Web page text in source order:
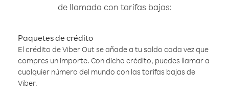
de llamada con tarifas bajas:
Paquetes de crédito
El crédito de Viber Out se añade a tu saldo cada vez que
compres un importe. Con dicho crédito, puedes llamar a
cualquier número del mundo con las tarifas bajas de
Viber.